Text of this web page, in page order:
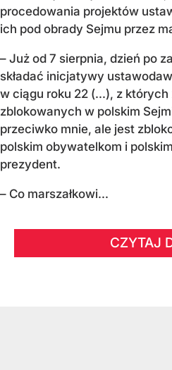
procedowania projektów
ich pod obrady Sejmu przez
– Już od 7 sierpnia, dzień po
składać inicjatywy
w ciągu roku 22 (...), z
zblokowanych w polskim
przeciwko mnie, ale jest
polskim obywatelkom i
prezydent.
– Co marszałkowi...
CZYTAJ